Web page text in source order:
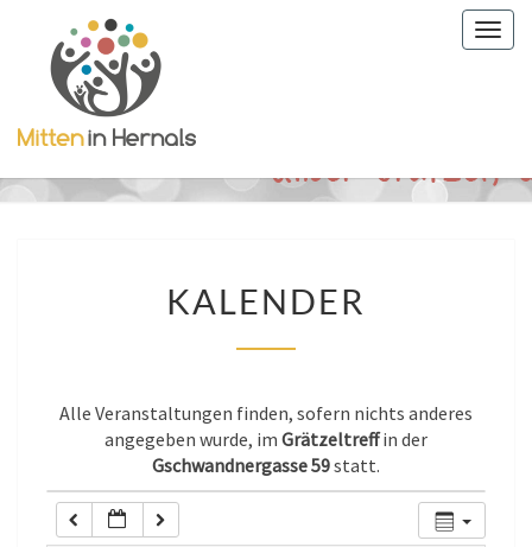
KALENDER
Alle Veranstaltungen finden, sofern nichts anderes
angegeben wurde, im Grätzeltreffin der
Gschwandnergasse 59statt.
0:00
1:00
2:00
7:00